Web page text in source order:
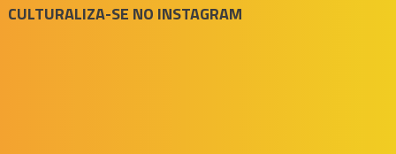
CULTURALIZA-SE NO INSTAGRAM